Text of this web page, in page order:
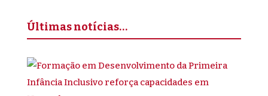
Últimas notícias…